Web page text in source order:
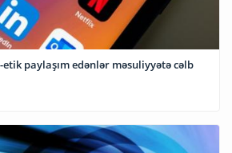
paylaşım edənlər məsuliyyətə cəlb